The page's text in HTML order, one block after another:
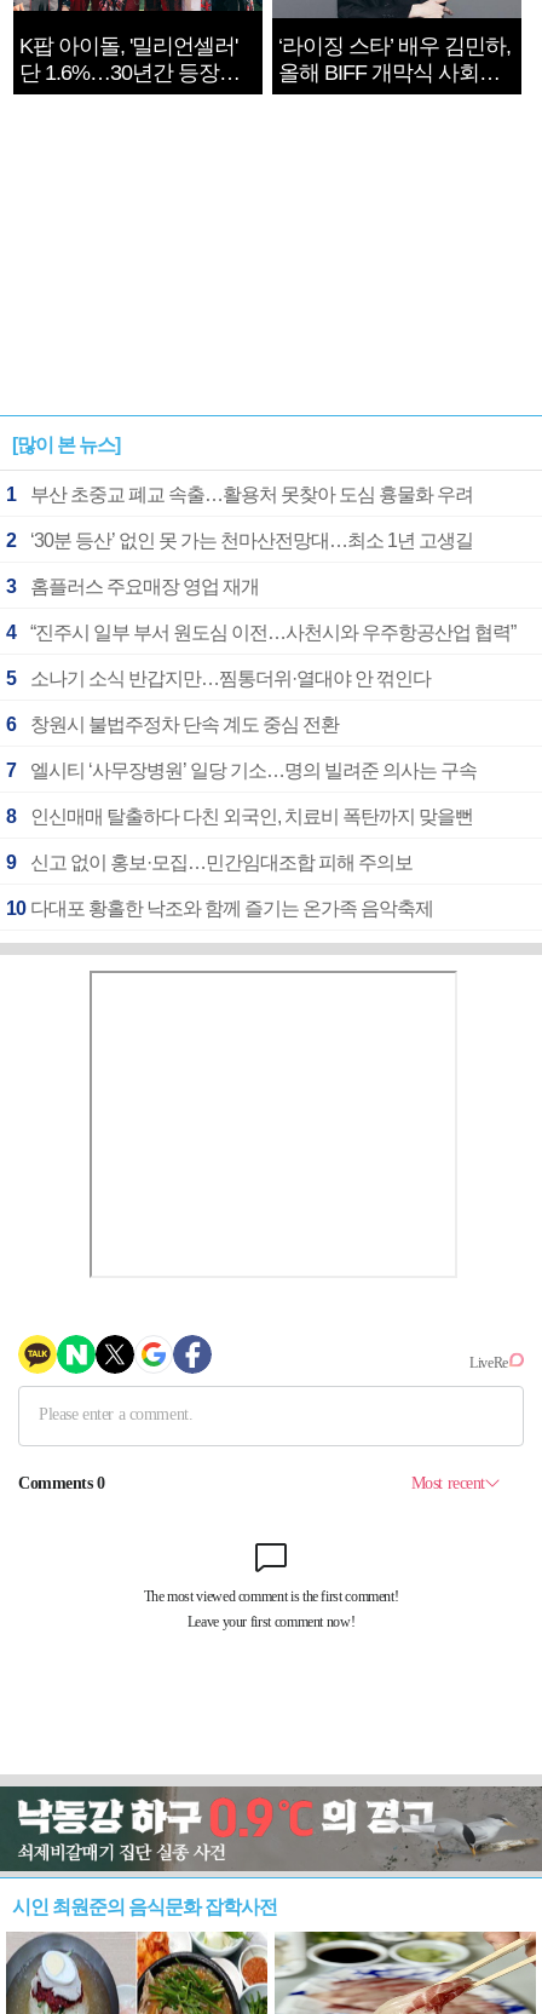
K팝 아이돌, '밀리언셀러'
단 1.6%…30년간 등장
1182개팀 전수조사
‘라이징 스타’ 배우 김민하,
올해 BIFF 개막식 사회자
확정
[많이 본 뉴스]
1 부산 초중교 폐교 속출…활용처 못찾아 도심 흉물화 우려
2 ‘30분 등산’ 없인 못 가는 천마산전망대…최소 1년 고생길
3 홈플러스 주요매장 영업 재개
4 “진주시 일부 부서 원도심 이전…사천시와 우주항공산업 협력”
5 소나기 소식 반갑지만…찜통더위·열대야 안 꺾인다
6 창원시 불법주정차 단속 계도 중심 전환
7 엘시티 ‘사무장병원’ 일당 기소…명의 빌려준 의사는 구속
8 인신매매 탈출하다 다친 외국인, 치료비 폭탄까지 맞을뻔
9 신고 없이 홍보·모집…민간임대조합 피해 주의보
10 다대포 황홀한 낙조와 함께 즐기는 온가족 음악축제
시인 최원준의 음식문화 잡학사전